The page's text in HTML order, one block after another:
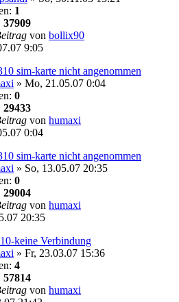
1
37909
von bollix90
9:05
sim-karte nicht angenommen
» Mo, 21.05.07 0:04
0
29433
von humaxi
0:04
sim-karte nicht angenommen
» So, 13.05.07 20:35
0
29004
von humaxi
20:35
keine Verbindung
» Fr, 23.03.07 15:36
4
57814
von humaxi